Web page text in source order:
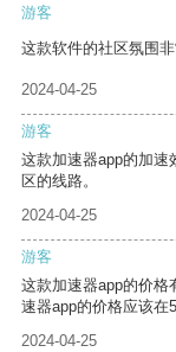
游客
这款软件的社区氛围
2024-04-25
游客
这款加速器app的加速
区的线路。
2024-04-25
游客
这款加速器app的价格
速器app的价格应该在
2024-04-25